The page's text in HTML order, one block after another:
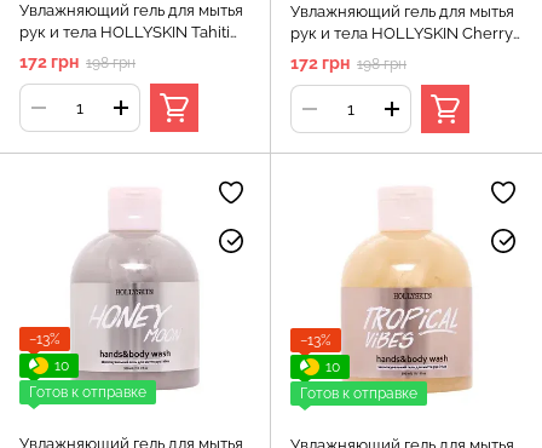
Увлажняющий гель для мытья
рук и тела HOLLYSKIN Tahiti
Sunset
172 грн 198 грн
Увлажняющий гель для мытья
рук и тела HOLLYSKIN Cherry
Blossom
172 грн 198 грн
−13%
10
Готов к отправке
Увлажняющий гель для мытья
−13%
10
Готов к отправке